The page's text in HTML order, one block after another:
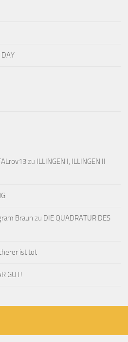
zu ILLINGEN I, ILLINGEN II
Braun zu DIE QUADRATUR DES
ist tot
GUT!